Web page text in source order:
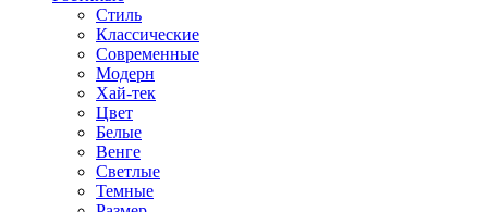
Стиль
Классические
Современные
Модерн
Хай-тек
Цвет
Белые
Венге
Светлые
Темные